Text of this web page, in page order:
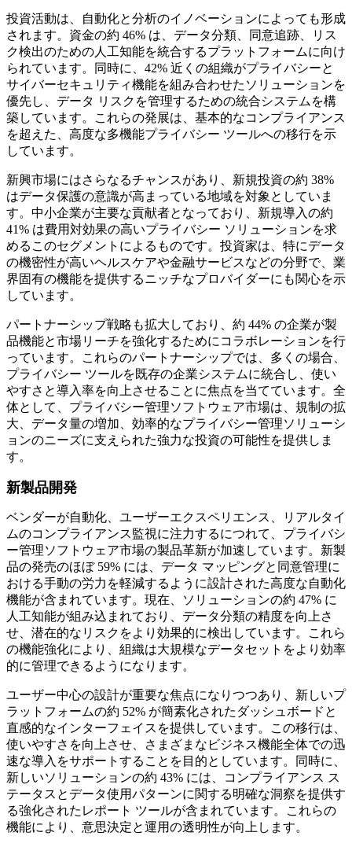
投資活動は、自動化と分析のイノベーションによっても形成
されます。資金の約 46% は、データ分類、同意追跡、リス
ク検出のための人工知能を統合するプラットフォームに向け
られています。同時に、42% 近くの組織がプライバシーと
サイバーセキュリティ機能を組み合わせたソリューションを
優先し、データ リスクを管理するための統合システムを構
築しています。これらの発展は、基本的なコンプライアンス
を超えた、高度な多機能プライバシー ツールへの移行を示
しています。
新興市場にはさらなるチャンスがあり、新規投資の約 38%
はデータ保護の意識が高まっている地域を対象としていま
す。中小企業が主要な貢献者となっており、新規導入の約
41% は費用対効果の高いプライバシー ソリューションを求
めるこのセグメントによるものです。投資家は、特にデータ
の機密性が高いヘルスケアや金融サービスなどの分野で、業
界固有の機能を提供するニッチなプロバイダーにも関心を示
しています。
パートナーシップ戦略も拡大しており、約 44% の企業が製
品機能と市場リーチを強化するためにコラボレーションを行
っています。これらのパートナーシップでは、多くの場合、
プライバシー ツールを既存の企業システムに統合し、使い
やすさと導入率を向上させることに焦点を当てています。全
体として、プライバシー管理ソフトウェア市場は、規制の拡
大、データ量の増加、効率的なプライバシー管理ソリューシ
ョンのニーズに支えられた強力な投資の可能性を提供しま
す。
新製品開発
ベンダーが自動化、ユーザーエクスペリエンス、リアルタイ
ムのコンプライアンス監視に注力するにつれて、プライバシ
ー管理ソフトウェア市場の製品革新が加速しています。新製
品の発売のほぼ 59% には、データ マッピングと同意管理に
おける手動の労力を軽減するように設計された高度な自動化
機能が含まれています。現在、ソリューションの約 47% に
人工知能が組み込まれており、データ分類の精度を向上さ
せ、潜在的なリスクをより効果的に検出しています。これら
の機能強化により、組織は大規模なデータセットをより効率
的に管理できるようになります。
ユーザー中心の設計が重要な焦点になりつつあり、新しいプ
ラットフォームの約 52% が簡素化されたダッシュボードと
直感的なインターフェイスを提供しています。この移行は、
使いやすさを向上させ、さまざまなビジネス機能全体での迅
速な導入をサポートすることを目的としています。同時に、
新しいソリューションの約 43% には、コンプライアンス ス
テータスとデータ使用パターンに関する明確な洞察を提供す
る強化されたレポート ツールが含まれています。これらの
機能により、意思決定と運用の透明性が向上します。